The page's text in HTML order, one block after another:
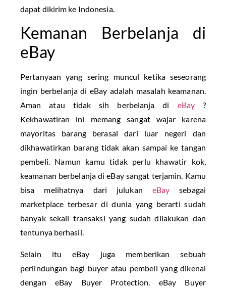
dapat dikirim ke Indonesia.
Kemanan Berbelanja di
eBay
Pertanyaan yang sering muncul ketika seseorang
ingin berbelanja di eBay adalah masalah keamanan.
Aman atau tidak sih berbelanja di eBay?
Kekhawatiran ini memang sangat wajar karena
mayoritas barang berasal dari luar negeri dan
dikhawatirkan barang tidak akan sampai ke tangan
pembeli. Namun kamu tidak perlu khawatir kok,
keamanan berbelanja di eBay sangat terjamin. Kamu
bisa melihatnya dari julukan eBay sebagai
marketplace terbesar di dunia yang berarti sudah
banyak sekali transaksi yang sudah dilakukan dan
tentunya berhasil.
Selain itu eBay juga memberikan sebuah
perlindungan bagi buyer atau pembeli yang dikenal
dengan eBay Buyer Protection. eBay Buyer